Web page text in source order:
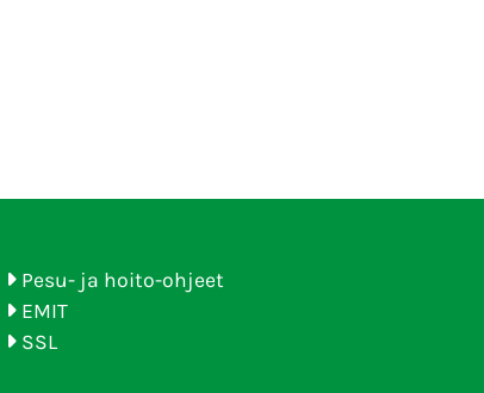
Pesu- ja hoito-ohjeet
EMIT
SSL